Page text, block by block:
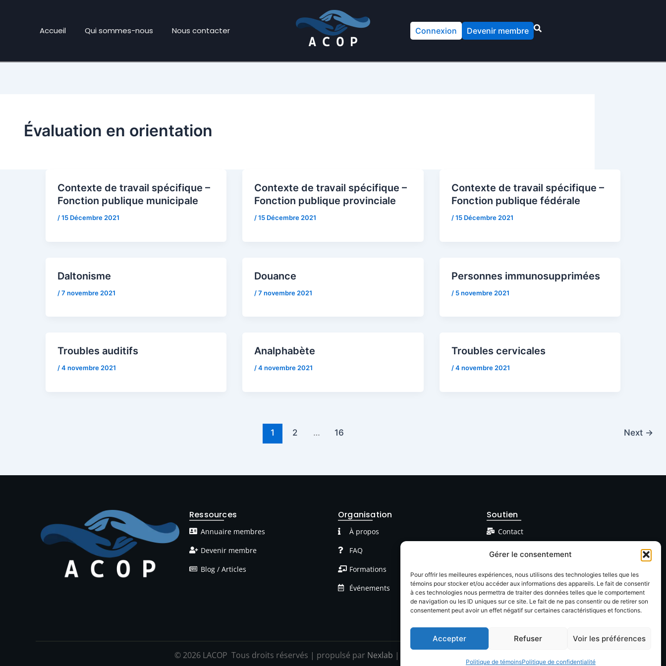
Gérer le consentement
Pour offrir les meilleures expériences, nous utilisons des technologies telles que les
témoins pour stocker et/ou accéder aux informations des appareils. Le fait de consentir
à ces technologies nous permettra de traiter des données telles que le comportement
de navigation ou les ID uniques sur ce site. Le fait de ne pas consentir ou de retirer son
consentement peut avoir un effet négatif sur certaines caractéristiques et fonctions.
Accepter Refuser Voir les préférences
Politique de témoinsPolitique de confidentialité
Accueil Qui sommes-nous Nous contacter Connexion Devenir membre
Évaluation en orientation
Contexte de travail spécifique –
Fonction publique municipale
/15 Décembre 2021
Contexte de travail spécifique –
Fonction publique provinciale
/15 Décembre 2021
Contexte de travail spécifique –
Fonction publique fédérale
/15 Décembre 2021
Daltonisme
/7 novembre 2021
Douance
/7 novembre 2021
Personnes immunosupprimées
/ 5 novembre 2021
Troubles auditifs
/4 novembre 2021
Analphabète
/4 novembre 2021
Troubles cervicales
/4 novembre 2021
1 2 … 16 Next →
Ressources
Annuaire membres
Devenir membre
Blog / Articles
Organisation
À propos
FAQ
Formations
Événements
Soutien
Contact
Facebook
© 2026 LACOP Tous droits réservés | propulsé par Nexlab |